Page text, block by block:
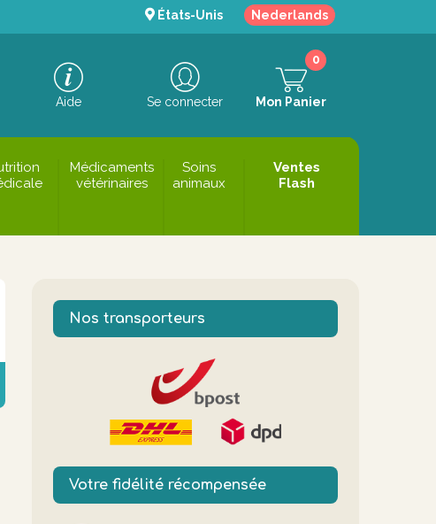
États-Unis Nederlands
Aide Se connecter Mon Panier
0
Médicaments
vétérinaires
Soins
animaux
Ventes
Flash
Nos transporteurs
Votre fidélité récompensée